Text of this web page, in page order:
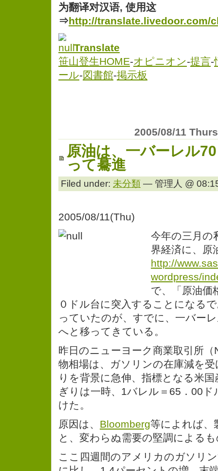
为翻译对汉语, 使用这
⇒http://translate.livedoor.com/
Translate
笹山登生HOME-オピニオン-提言-
ール-図書館-掲示板
2005/08/11
原油は、一バーレル
って驀進
Filed under: 未分類 — 管理人 @
2005/08/11(Thu)
今年の三月の
界経済に、原
http://
wordpress/
で、「原油価
０ドル台に突入することになる
っていたのが、すでに、一バー
へと移ってきている。
昨日のニューヨーク商業取引所（
物相場は、ガソリンの在庫減を
りを背景に急伸、指標となる米
ぎりは一時、1バレル＝65．00ド
けた。
原因は、 Bloomberg等によれば、
と、変わらぬ需要の堅調による
ここ四週間のアメリカのガソリ